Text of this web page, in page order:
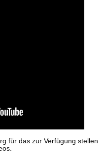
für das zur Verfügung stellen